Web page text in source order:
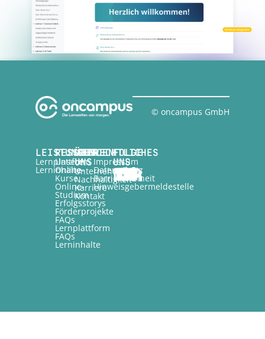
LEISTUNGEN
Lernplattform
Lerninhalte
RESSOURCEN
Unsere
Online-
Kurse
Online-
Studium
Erfolgsstorys
Förderprojekte
FAQs
Lernplattform
FAQs
Lerninhalte
ÜBER
UNS
Unternehmen
Nachhaltigkeit
Karriere
Kontakt
RECHTLICHES
Impressum
Datenschutz
Barrierefreiheit
Hinweisgebermeldestelle
FOLGE
UNS
© oncampus GmbH